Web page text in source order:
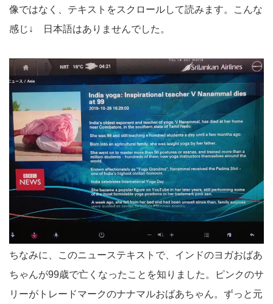
像ではなく、テキストをスクロールして読みます。こんな
感じ↓ 日本語はありませんでした。
ちなみに、このニューステキストで、インドのヨガおばあ
ちゃんが99歳で亡くなったことを知りました。ピンクのサ
リーがトレードマークのナナマルおばあちゃん。ずっと元